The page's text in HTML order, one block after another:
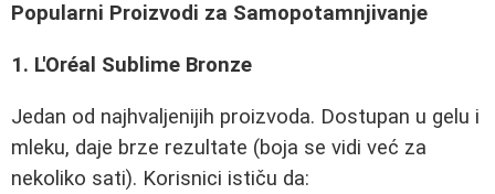
Popularni Proizvodi za Samopotamnjivanje
1. L'Oréal Sublime Bronze
Jedan od najhvaljenijih proizvoda. Dostupan u gelu i
mleku, daje brze rezultate (boja se vidi već za
nekoliko sati). Korisnici ističu da: